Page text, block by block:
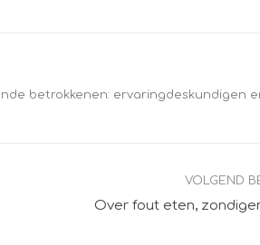
betrokkenen: ervaringdeskundigen
VOLGEND
Over fout eten,